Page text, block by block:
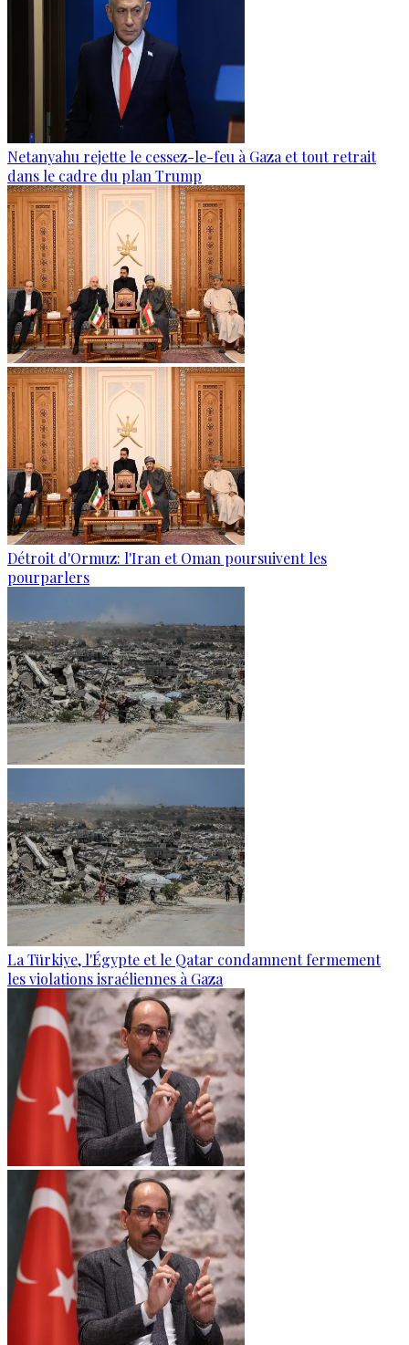
Netanyahu rejette le cessez-le-feu à Gaza et tout retrait
dans le cadre du plan Trump
Détroit d'Ormuz: l'Iran et Oman poursuivent les
pourparlers
La Türkiye, l'Égypte et le Qatar condamnent fermement
les violations israéliennes à Gaza